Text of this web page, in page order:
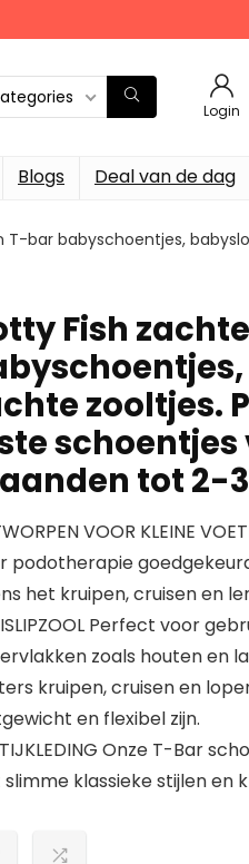
Login
Blogs Deal van de dag
T-bar babyschoentjes,
Fish
zooltjes.
tot 2-
VOOR KLEINE
podotherapie
het kruipen, cruisen en
Perfect voor
zoals houten en
kruipen, cruisen en
en flexibel zijn.
Onze T-Bar
klassieke stijlen en